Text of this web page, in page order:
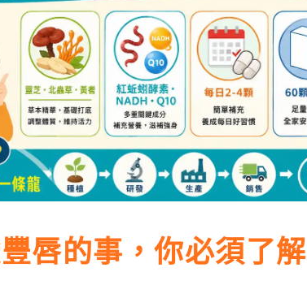
唇的事，你必須了解